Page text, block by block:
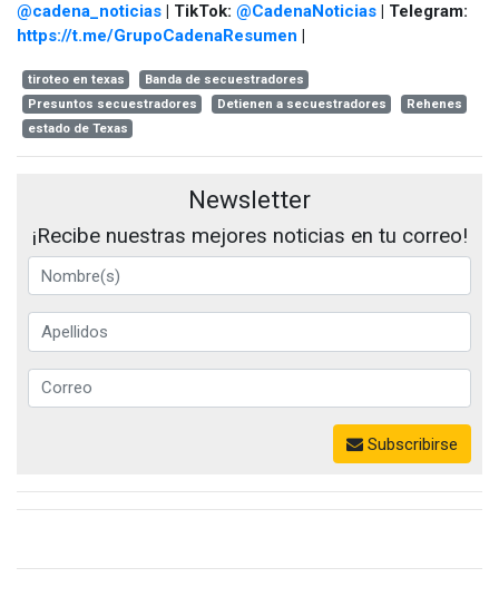
@cadena_noticias | TikTok: @CadenaNoticias | Telegram:
https://t.me/GrupoCadenaResumen |
tiroteo en texas
Banda de secuestradores
Presuntos secuestradores
Detienen a secuestradores
Rehenes
estado de Texas
Newsletter
¡Recibe nuestras mejores noticias en tu correo!
Subscribirse